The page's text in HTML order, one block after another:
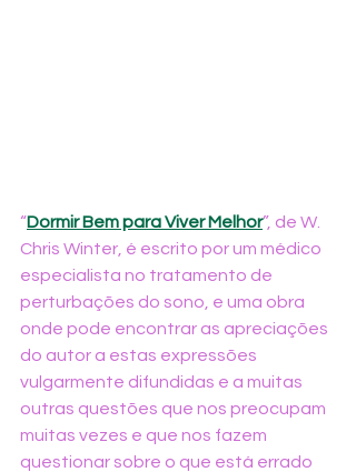
“Dormir Bem para Viver Melhor”, de W.
Chris Winter, é escrito por um médico
especialista no tratamento de
perturbações do sono, e uma obra
onde pode encontrar as apreciações
do autor a estas expressões
vulgarmente difundidas e a muitas
outras questões que nos preocupam
muitas vezes e que nos fazem
questionar sobre o que está errado